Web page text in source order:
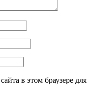
в этом браузере для